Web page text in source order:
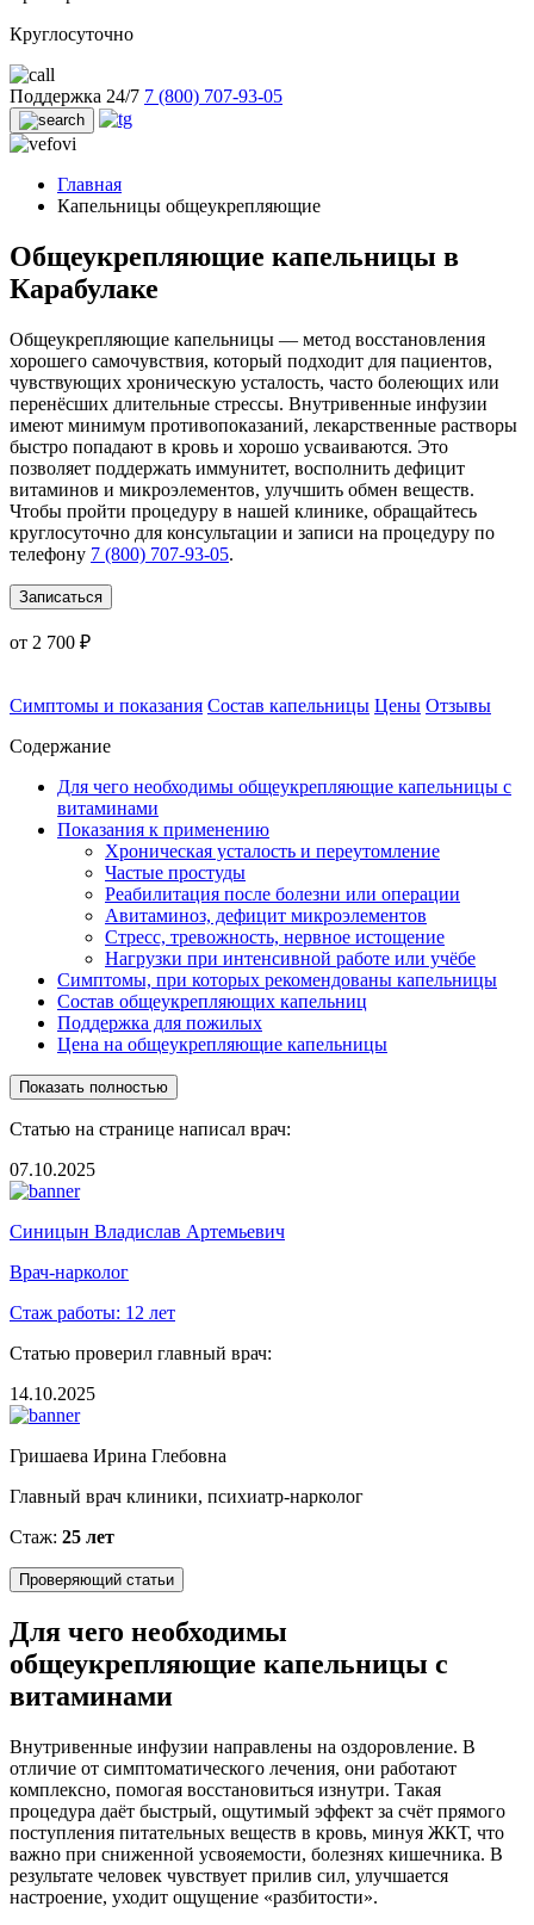
Круглосуточно
Поддержка 24/7 7 (800) 707-93-05
Главная
Капельницы общеукрепляющие
Общеукрепляющие капельницы в
Карабулаке
Общеукрепляющие капельницы — метод восстановления
хорошего самочувствия, который подходит для пациентов,
чувствующих хроническую усталость, часто болеющих или
перенёсших длительные стрессы. Внутривенные инфузии
имеют минимум противопоказаний, лекарственные растворы
быстро попадают в кровь и хорошо усваиваются. Это
позволяет поддержать иммунитет, восполнить дефицит
витаминов и микроэлементов, улучшить обмен веществ.
Чтобы пройти процедуру в нашей клинике, обращайтесь
круглосуточно для консультации и записи на процедуру по
телефону 7 (800) 707-93-05.
Записаться
от 2 700 ₽
Симптомы и показания Состав капельницы Цены Отзывы
Содержание
Для чего необходимы общеукрепляющие капельницы с
витаминами
Показания к применению
Хроническая усталость и переутомление
Частые простуды
Реабилитация после болезни или операции
Авитаминоз, дефицит микроэлементов
Стресс, тревожность, нервное истощение
Нагрузки при интенсивной работе или учёбе
Симптомы, при которых рекомендованы капельницы
Состав общеукрепляющих капельниц
Поддержка для пожилых
Цена на общеукрепляющие капельницы
Показать полностью
Статью на странице написал врач:
07.10.2025
Синицын Владислав Артемьевич
Врач-нарколог
Стаж работы: 12 лет
Статью проверил главный врач:
14.10.2025
Гришаева Ирина Глебовна
Главный врач клиники, психиатр-нарколог
Стаж: 25 лет
Проверяющий статьи
Для чего необходимы
общеукрепляющие капельницы с
витаминами
Внутривенные инфузии направлены на оздоровление. В
отличие от симптоматического лечения, они работают
комплексно, помогая восстановиться изнутри. Такая
процедура даёт быстрый, ощутимый эффект за счёт прямого
поступления питательных веществ в кровь, минуя ЖКТ, что
важно при сниженной усвояемости, болезнях кишечника. В
результате человек чувствует прилив сил, улучшается
настроение, уходит ощущение «разбитости».